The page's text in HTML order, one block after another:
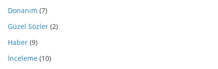
Donanım (7)
Güzel Sözler (2)
Haber (9)
İnceleme (10)